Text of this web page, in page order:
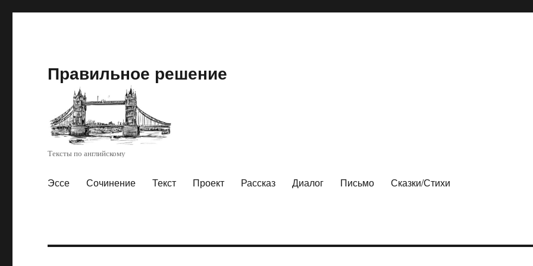
Правильное решение
Тексты по английскому
Эссе Сочинение Текст Проект Рассказ Диалог Письмо Сказки/Стихи